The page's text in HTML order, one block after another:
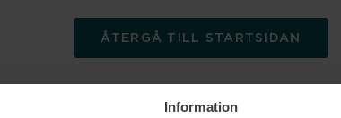
Information
ÅTERGÅ TILL STARTSIDAN